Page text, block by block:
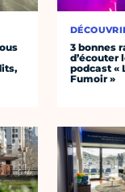
3 bonnes
d’écouter
podcast «
Fumoir »